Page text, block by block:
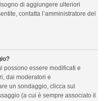
di aggiungere ulteriori
contatta l’amministratore del
possono essere modificati e
dai moderatori e
un sondaggio, clicca sul
(a cui è sempre associato il